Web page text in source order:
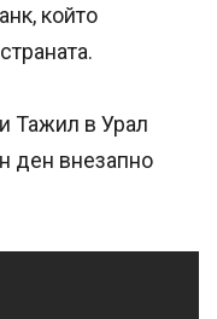
който
Тажил в Урал
ден внезапно